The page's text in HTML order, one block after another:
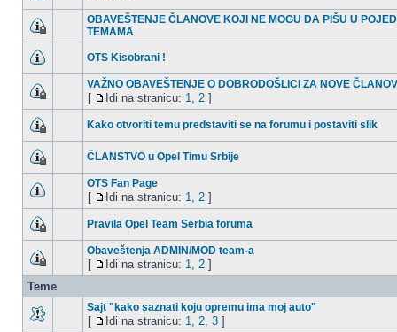
OBAVEŠTENJE ČLANOVE KOJI NE MOGU DA PIŠU U
TEMAMA
OTS Kisobrani !
VAŽNO OBAVEŠTENJE O DOBRODOŠLICI ZA NOVE
[ Idi na stranicu: 1, 2 ]
Kako otvoriti temu predstaviti se na forumu i postaviti slik
ČLANSTVO u Opel Timu Srbije
OTS Fan Page
[ Idi na stranicu: 1, 2 ]
Pravila Opel Team Serbia foruma
Obaveštenja ADMIN/MOD team-a
[ Idi na stranicu: 1, 2 ]
Teme
Sajt "kako saznati koju opremu ima moj auto"
[ Idi na stranicu: 1, 2, 3 ]